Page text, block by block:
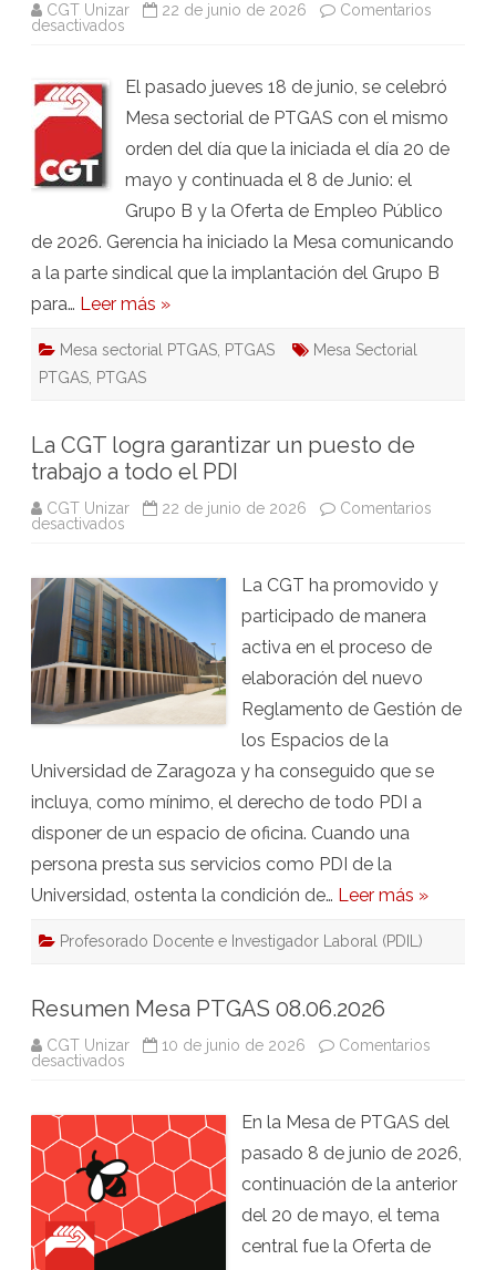
CGT Unizar 22 de junio de 2026
Comentarios
desactivados
El pasado jueves 18 de junio, se celebró
Mesa sectorial de PTGAS con el mismo
orden del día que la iniciada el día 20 de
mayo y continuada el 8 de Junio: el
Grupo B y la Oferta de Empleo Público
de 2026. Gerencia ha iniciado la Mesa comunicando
a la parte sindical que la implantación del Grupo B
para… Leer más »
Mesa sectorial PTGAS PTGAS
Mesa Sectorial
PTGAS PTGAS
La CGT logra garantizar un puesto de
trabajo a todo el PDI
CGT Unizar 22 de junio de 2026
Comentarios
desactivados
un
puesto
de
trabajo
a
todo
el
PDI
La CGT ha promovido y
participado de manera
activa en el proceso de
elaboración del nuevo
Reglamento de Gestión de
los Espacios de la
Universidad de Zaragoza y ha conseguido que se
incluya, como mínimo, el derecho de todo PDI a
disponer de un espacio de oficina. Cuando una
persona presta sus servicios como PDI de la
Universidad, ostenta la condición de… Leer más »
Profesorado Docente e Investigador Laboral (PDIL)
Resumen Mesa PTGAS 08.06.2026
CGT Unizar 10 de junio de 2026
Comentarios
desactivados
08.06.2026
En la Mesa de PTGAS del
pasado 8 de junio de 2026,
continuación de la anterior
del 20 de mayo, el tema
central fue la Oferta de